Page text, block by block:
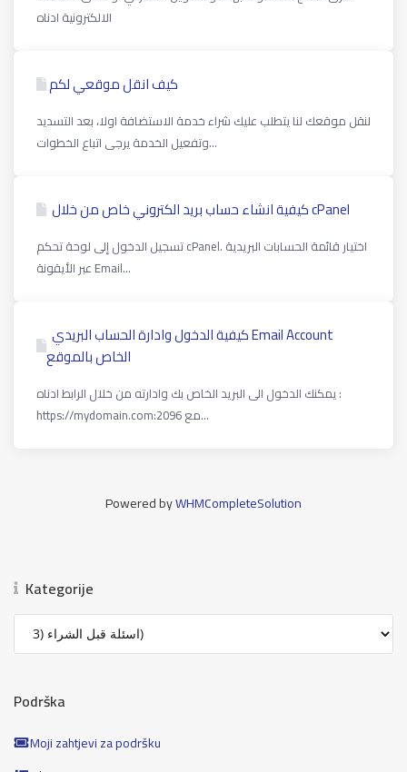
Kategorije
Podrška
Moji zahtjevi za podršku
كيف انقل موقعي لكم
لنقل موقعك لنا يتطلب عليك شراء خدمة الاستضافة اولا، بعد التسديد
وتفعيل الخدمة يرجى اتباع الخطوات...
كیفیة انشاء حساب بريد الكتروني خاص من خلال cPanel
تسجيل الدخول إلى لوحة تحكم cPanel. اختيار قائمة الحسابات البريدية
عبر الأيقونة Email...
الخاص بالموقع
يمكنك الدخول الى البريد الخاص بك وادارته من خلال الرابط ادناه :
https://mydomain.com:2096 مع...
Powered byWHMCompleteSolution